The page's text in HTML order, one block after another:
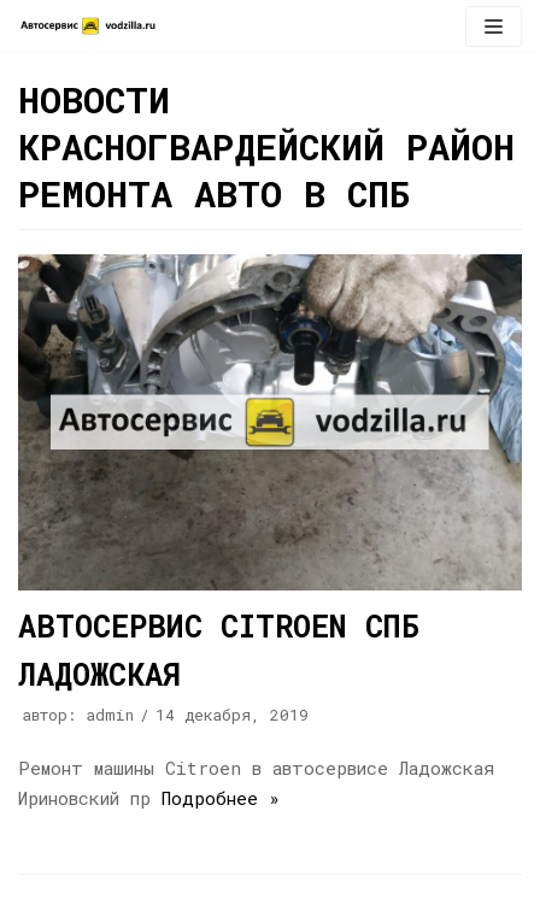
Перейти
содержимому
НОВОСТИ
КРАСНОГВАРДЕЙСКИЙ РАЙОН
РЕМОНТА АВТО В СПБ
АВТОСЕРВИС CITROEN СПБ
ЛАДОЖСКАЯ
автор: admin 14 декабря, 2019
Ремонт машины Citroen в автосервисе Ладожская
Ириновский пр Подробнее »